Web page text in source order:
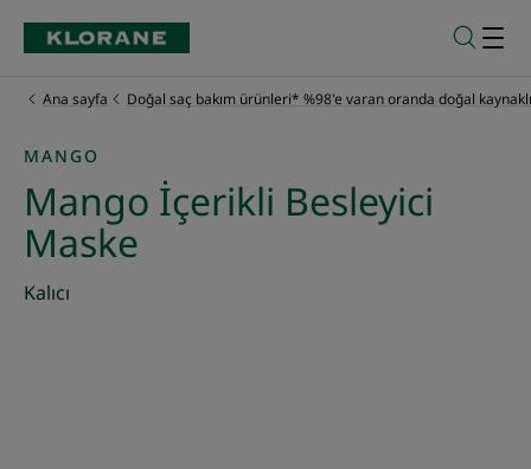
Ana sayfa Doğal saç bakım ürünleri* %98'e varan oranda doğal
MANGO
Mango İçerikli Besleyici
Maske
Kalıcı